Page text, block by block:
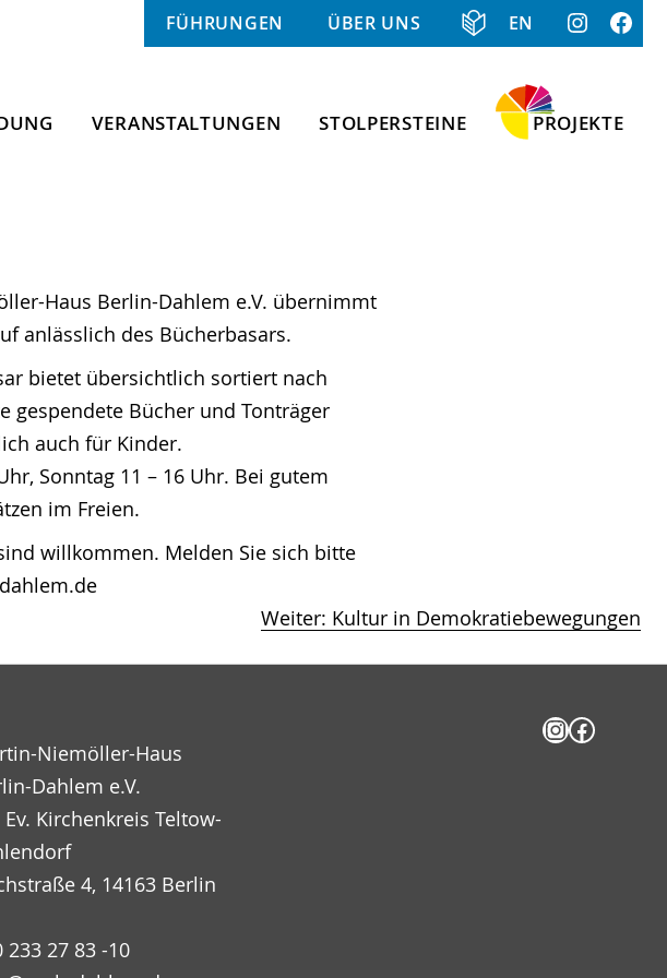
FÜHRUNGEN ÜBER UNS EN
VERANSTALTUNGEN STOLPERSTEINE PROJEKTE
Haus Berlin-Dahlem e.V. übernimmt
anlässlich des Bücherbasars.
bietet übersichtlich sortiert nach
gespendete Bücher und Tonträger
auch für Kinder.
Sonntag 11 – 16 Uhr. Bei gutem
im Freien.
willkommen. Melden Sie sich bitte
Weiter: Kultur in Demokratiebewegungen
Niemöller-Haus
Dahlem e.V.
Kirchenkreis Teltow-
4, 14163 Berlin
233 27 83 -10
Instagram